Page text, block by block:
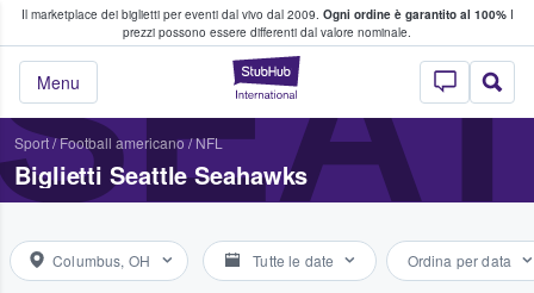
Il marketplace dei biglietti per eventi dal vivo dal 2009. Ogni ordine è garantito al 100%I
prezzi possono essere differenti dal valore nominale.
StubHub - Dove
Menu
fan comprano e vendono biglietti
Sport/Football americano/NFL
Biglietti Seattle Seahawks
Columbus, OH Tutte le date Ordina per data